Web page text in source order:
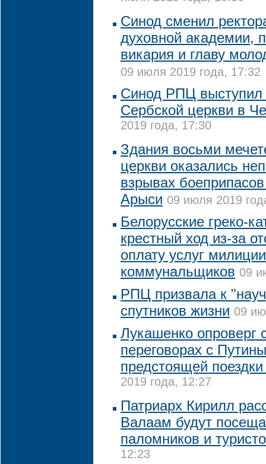
Синод сменил
духовной академии,
викария и главу
09 июля 2019 года, 17:32
Синод РПЦ выступил
Сербской церкви в
2019 года, 17:30
Здания восьми
церкви оказались
взрывах
Арыси 09 июля 2019
Белорусские греко-
крестный ход из-за
оплату услуг
коммунальщиков 09
РПЦ призвала к
спутников жизни 09
Лукашенко опроверг
переговорах с
предстоящей
2019 года, 12:27
Патриарх Кирилл
Валаам будут
паломников и
12:23